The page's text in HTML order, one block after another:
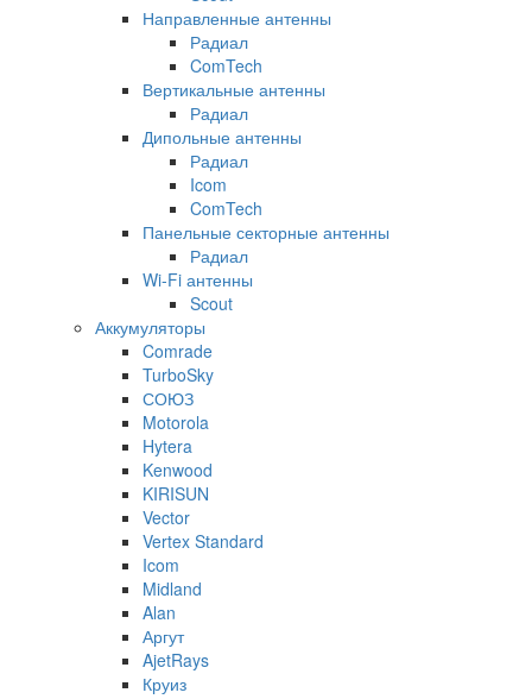
Направленные антенны
Радиал
ComTech
Вертикальные антенны
Радиал
Дипольные антенны
Радиал
Icom
ComTech
Панельные секторные антенны
Радиал
Wi-Fi антенны
Scout
Аккумуляторы
Comrade
TurboSky
СОЮЗ
Motorola
Hytera
Kenwood
KIRISUN
Vector
Vertex Standard
Icom
Midland
Alan
Аргут
AjetRays
Круиз